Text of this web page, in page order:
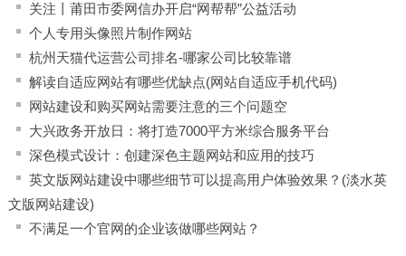
关注丨莆田市委网信办开启“网帮帮”公益活动
个人专用头像照片制作网站
杭州天猫代运营公司排名-哪家公司比较靠谱
解读自适应网站有哪些优缺点(网站自适应手机代码)
网站建设和购买网站需要注意的三个问题空
大兴政务开放日：将打造7000平方米综合服务平台
深色模式设计：创建深色主题网站和应用的技巧
英文版网站建设中哪些细节可以提高用户体验效果？(淡水英
文版网站建设)
不满足一个官网的企业该做哪些网站？